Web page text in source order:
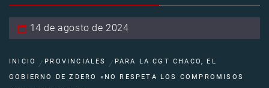
14 de agosto de 2024
INICIO PROVINCIALES
PARA LA CGT CHACO, EL
GOBIERNO DE ZDERO «NO RESPETA LOS COMPROMISOS